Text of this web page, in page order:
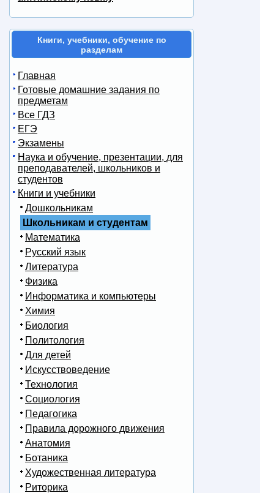
Книги, учебники, обучение по
разделам
Главная
Готовые домашние задания по
предметам
Все ГДЗ
ЕГЭ
Экзамены
Наука и обучение, презентации, для
преподавателей, школьников и
студентов
Книги и учебники
Дошкольникам
Школьникам и студентам
Математика
Русский язык
Литература
Физика
Информатика и компьютеры
Химия
Биология
Политология
Для детей
Искусствоведение
Технология
Социология
Педагогика
Правила дорожного движения
Анатомия
Ботаника
Художественная литература
Риторика